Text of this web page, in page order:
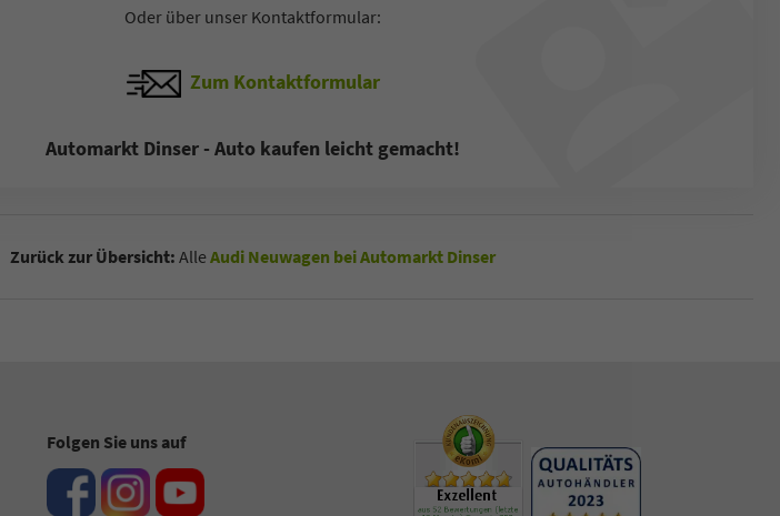
Oder über unser Kontaktformular:
Zum Kontaktformular
Automarkt Dinser - Auto kaufen leicht gemacht!
Zurück zur Übersicht: AlleAudi Neuwagen bei Automarkt Dinser
E-Mail
Folgen Sie uns auf